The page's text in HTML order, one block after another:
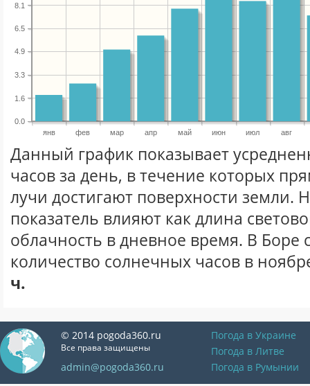
янв фев мар апр май июн июл авг
0.0
1.6
3.3
4.9
6.5
8.1
Данный график показывает
часов за день, в течение которых
лучи достигают поверхности земли.
показатель влияют как длина
облачность в дневное время. В Боре
количество солнечных часов в
ч.
© 2014 pogoda360.ru
Все права защищены
admin@pogoda360.ru
Погода в Украине
Погода в Литве
Погода в Румынии